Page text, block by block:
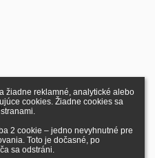
žiadne reklamné, analytické alebo
cookies. Žiadne cookies sa
2 cookie – jedno nevyhnutné pre
Toto je dočasné, po
sa odstráni.